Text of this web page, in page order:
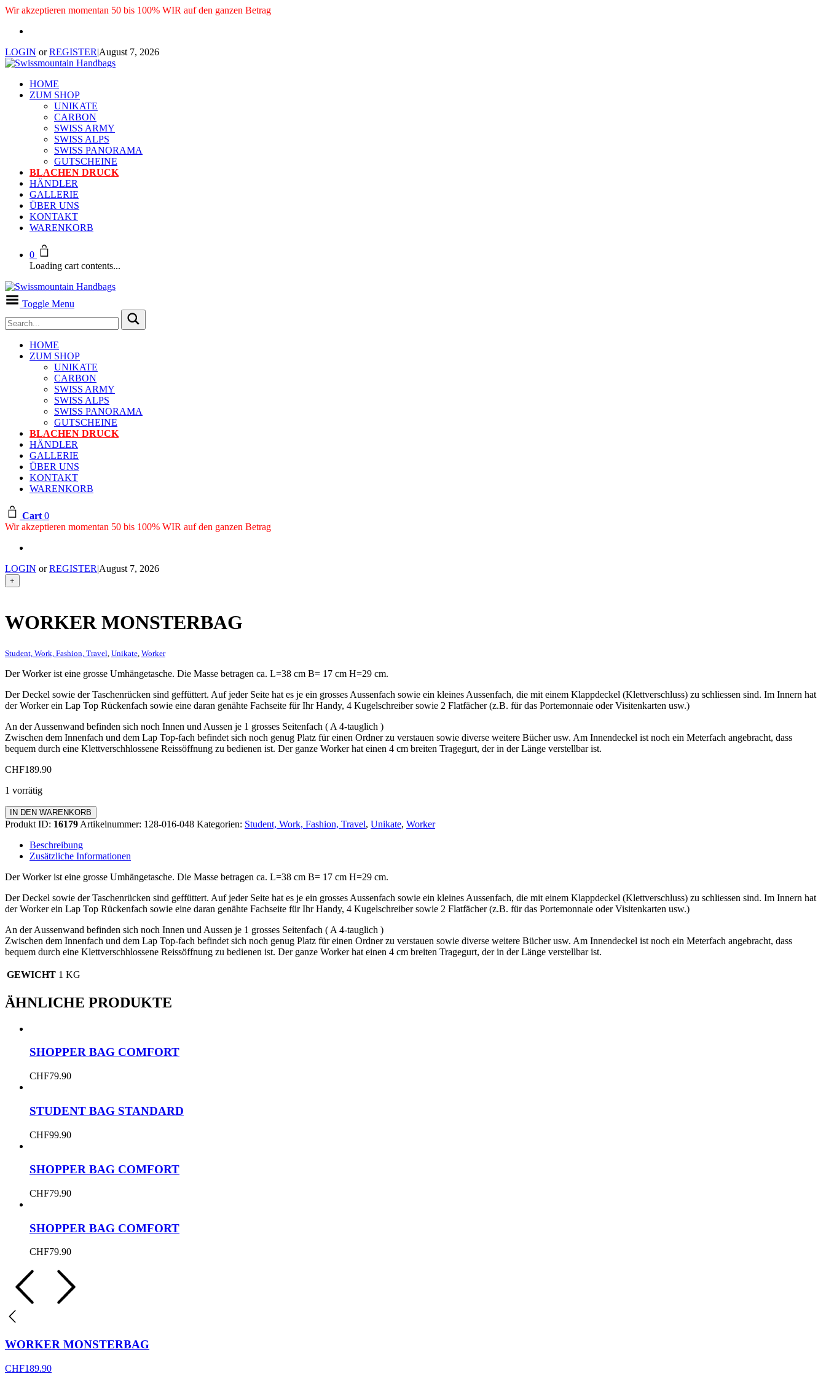
Wir akzeptieren momentan 50 bis 100% WIR auf den ganzen Betrag
LOGIN orREGISTER|August 7, 2026
HOME
ZUM SHOP
UNIKATE
CARBON
SWISS ARMY
SWISS ALPS
SWISS PANORAMA
GUTSCHEINE
BLACHEN DRUCK
HÄNDLER
GALLERIE
ÜBER UNS
KONTAKT
WARENKORB
0
Loading cart contents...
Toggle Menu
HOME
ZUM SHOP
UNIKATE
CARBON
SWISS ARMY
SWISS ALPS
SWISS PANORAMA
GUTSCHEINE
BLACHEN DRUCK
HÄNDLER
GALLERIE
ÜBER UNS
KONTAKT
WARENKORB
Cart 0
Wir akzeptieren momentan 50 bis 100% WIR auf den ganzen Betrag
LOGIN orREGISTER|August 7, 2026
+
WORKER MONSTERBAG
Student, Work, Fashion, Travel Unikate Worker
Der Worker ist eine grosse Umhängetasche. Die Masse betragen ca. L=38 cm B= 17 cm H=29 cm.
Der Deckel sowie der Taschenrücken sind geffüttert. Auf jeder Seite hat es je ein grosses Aussenfach sowie ein kleines Aussenfach, die mit einem Klappdeckel (Klettverschluss) zu schliessen sind. Im Innern hat
der Worker ein Lap Top Rückenfach sowie eine daran genähte Fachseite für Ihr Handy, 4 Kugelschreiber sowie 2 Flatfächer (z.B. für das Portemonnaie oder Visitenkarten usw.)
An der Aussenwand befinden sich noch Innen und Aussen je 1 grosses Seitenfach ( A 4-tauglich )
Zwischen dem Innenfach und dem Lap Top-fach befindet sich noch genug Platz für einen Ordner zu verstauen sowie diverse weitere Bücher usw. Am Innendeckel ist noch ein Meterfach angebracht, dass
bequem durch eine Klettverschhlossene Reissöffnung zu bedienen ist. Der ganze Worker hat einen 4 cm breiten Tragegurt, der in der Länge verstellbar ist.
CHF189.90
1 vorrätig
Worker
Monsterbag
IN DEN WARENKORB
Produkt ID: 16179 Artikelnummer: 128-016-048 Kategorien: Student, Work, Fashion, Travel, Unikate, Worker
Beschreibung
Zusätzliche Informationen
Der Worker ist eine grosse Umhängetasche. Die Masse betragen ca. L=38 cm B= 17 cm H=29 cm.
Der Deckel sowie der Taschenrücken sind geffüttert. Auf jeder Seite hat es je ein grosses Aussenfach sowie ein kleines Aussenfach, die mit einem Klappdeckel (Klettverschluss) zu schliessen sind. Im Innern hat
der Worker ein Lap Top Rückenfach sowie eine daran genähte Fachseite für Ihr Handy, 4 Kugelschreiber sowie 2 Flatfächer (z.B. für das Portemonnaie oder Visitenkarten usw.)
An der Aussenwand befinden sich noch Innen und Aussen je 1 grosses Seitenfach ( A 4-tauglich )
Zwischen dem Innenfach und dem Lap Top-fach befindet sich noch genug Platz für einen Ordner zu verstauen sowie diverse weitere Bücher usw. Am Innendeckel ist noch ein Meterfach angebracht, dass
bequem durch eine Klettverschhlossene Reissöffnung zu bedienen ist. Der ganze Worker hat einen 4 cm breiten Tragegurt, der in der Länge verstellbar ist.
GEWICHT 1 KG
ÄHNLICHE PRODUKTE
SHOPPER BAG COMFORT
CHF79.90
STUDENT BAG STANDARD
CHF99.90
SHOPPER BAG COMFORT
CHF79.90
SHOPPER BAG COMFORT
CHF79.90
WORKER MONSTERBAG
CHF189.90